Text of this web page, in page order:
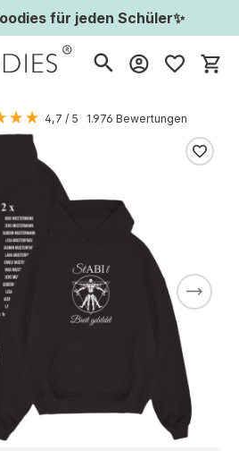
für jeden Schüler✨
4,7 / 5 1.976 Bewertungen